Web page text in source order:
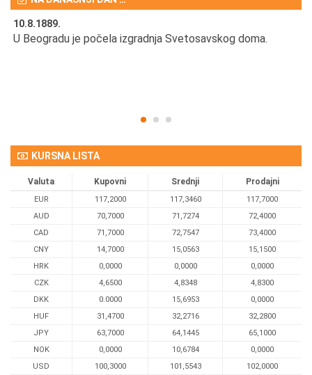
10.8.1889.
U Beogradu je počela izgradnja Svetosavskog doma.
KURSNA LISTA
Valuta Kupovni Srednji Prodajni
EUR 117,2000 117,3460
117,7000
AUD
70,7000 71,7274
72,4000
CAD
71,7000 72,7547
73,4000
CNY
14,7000 15,0563
15,1500
HRK
0,0000 0,0000
0,0000
CZK
4,6500 4,8348
4,8300
DKK
0.0000 15,6953
0,0000
HUF
31,4700 32,2716
32,2800
JPY
63,7000 64,1445
65,1000
NOK
0,0000 10,6784
0,0000
USD
100,3000 101,5543 102,0000